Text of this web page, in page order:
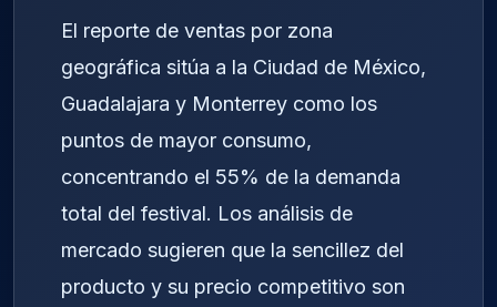
El reporte de ventas por zona
geográfica sitúa a la Ciudad de México,
Guadalajara y Monterrey como los
puntos de mayor consumo,
concentrando el 55% de la demanda
total del festival. Los análisis de
mercado sugieren que la sencillez del
producto y su precio competitivo son